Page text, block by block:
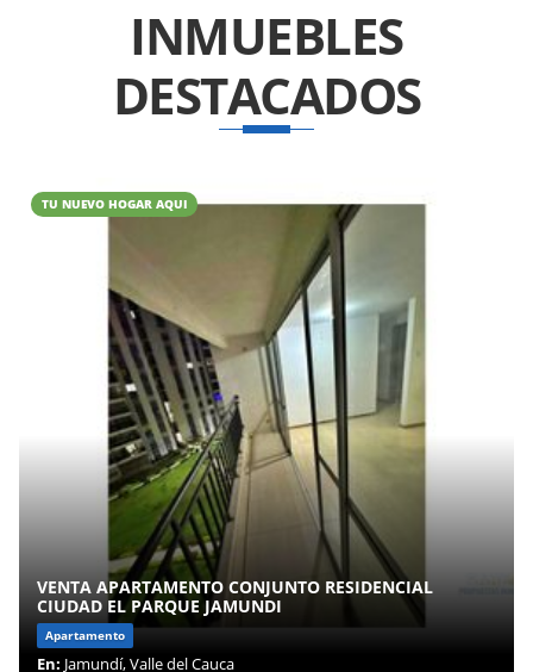
INMUEBLES
DESTACADOS
TU NUEVO HOGAR AQUI
VENTA APARTAMENTO CONJUNTO RESIDENCIAL
CIUDAD EL PARQUE JAMUNDI
Apartamento
En: Jamundí, Valle del Cauca